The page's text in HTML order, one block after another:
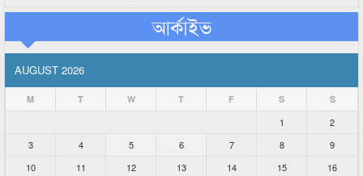
আর্কাইভ
AUGUST 2026
M T W T F S S
1
2
3
4 5 6 7 8
9
10
11 12 13 14 15 16